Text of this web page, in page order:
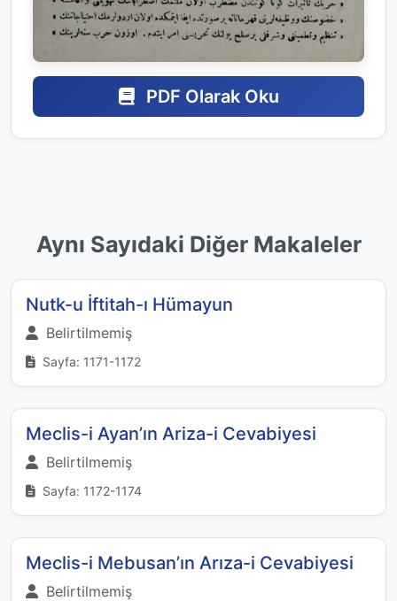
PDF Olarak Oku
Aynı Sayıdaki Diğer Makaleler
Nutk-u İftitah-ı Hümayun
Belirtilmemiş
Sayfa: 1171-1172
Meclis-i Ayan’ın Ariza-i Cevabiyesi
Belirtilmemiş
Sayfa: 1172-1174
Meclis-i Mebusan’ın Arıza-i Cevabiyesi
Belirtilmemiş